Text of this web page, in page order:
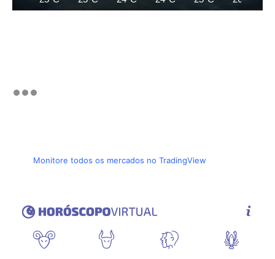
Monitore todos os mercados no TradingView